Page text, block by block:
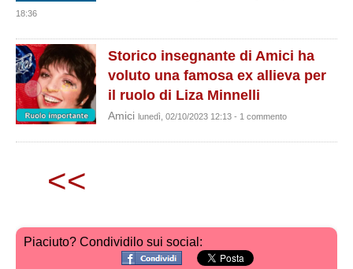
18:36
Storico insegnante di Amici ha
voluto una famosa ex allieva per
il ruolo di Liza Minnelli
Amici lunedì, 02/10/2023 12:13 - 1 commento
<<
Piaciuto? Condividilo sui social: